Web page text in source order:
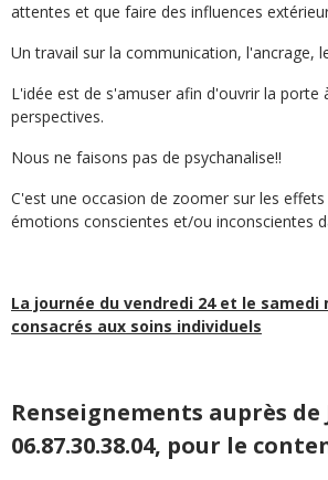
attentes et que faire des influences
Un travail sur la communication, l'ancrage,
L'idée est de s'amuser afin d'ouvrir la porte
perspectives.
Nous ne faisons pas de psychanalise!!
C'est une occasion de zoomer sur les
émotions conscientes et/ou inconscientes
La journée du vendredi 24 et le
consacrés aux soins individuels
Renseignements auprès de
06.87.30.38.04, pour le